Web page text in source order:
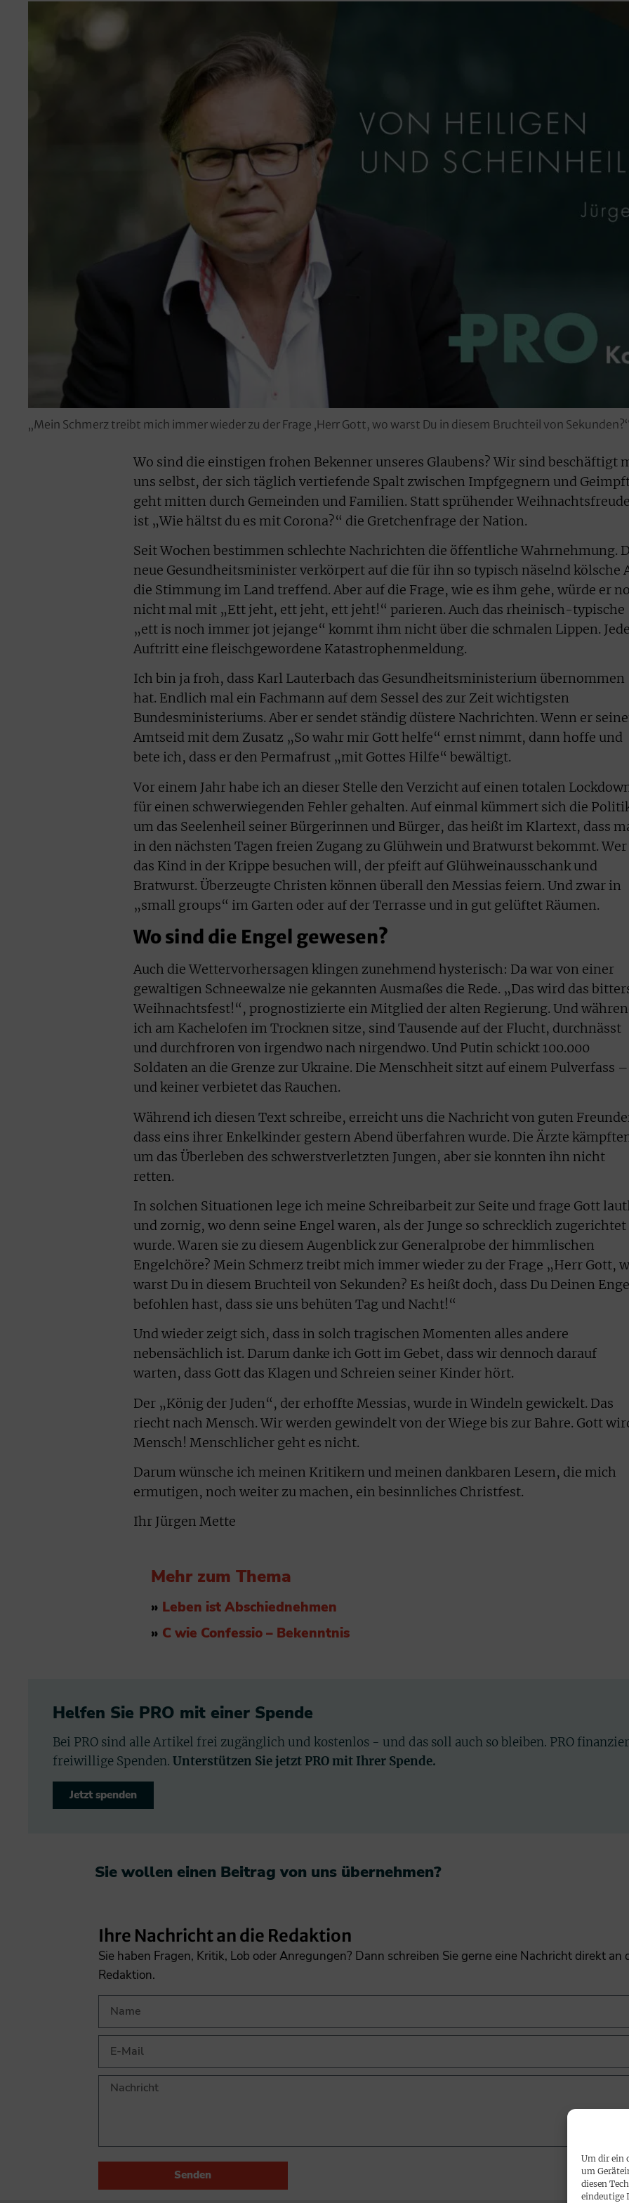
Um dir ein
um
diesen
eindeutige
„Mein Schmerz treibt mich immer wieder zu der Frage ‚Herr Gott, wo warst Du in diesem Bruchteil von
Wo sind die einstigen frohen Bekenner unseres Glaubens? Wir sind beschäftigt
uns selbst, der sich täglich vertiefende Spalt zwischen Impfgegnern und
geht mitten durch Gemeinden und Familien. Statt sprühender Weihnachtsfreude
ist „Wie hältst du es mit Corona?“ die Gretchenfrage der Nation.
Seit Wochen bestimmen schlechte Nachrichten die öffentliche Wahrnehmung.
neue Gesundheitsminister verkörpert auf die für ihn so typisch näselnd kölsche
die Stimmung im Land treffend. Aber auf die Frage, wie es ihm gehe, würde er
nicht mal mit „Ett jeht, ett jeht, ett jeht!“ parieren. Auch das rheinisch-typische
„ett is noch immer jot jejange“ kommt ihm nicht über die schmalen Lippen.
Auftritt eine fleischgewordene Katastrophenmeldung.
Ich bin ja froh, dass Karl Lauterbach das Gesundheitsministerium übernommen
hat. Endlich mal ein Fachmann auf dem Sessel des zur Zeit wichtigsten
Bundesministeriums. Aber er sendet ständig düstere Nachrichten. Wenn er
Amtseid mit dem Zusatz „So wahr mir Gott helfe“ ernst nimmt, dann hoffe und
bete ich, dass er den Permafrust „mit Gottes Hilfe“ bewältigt.
Vor einem Jahr habe ich an dieser Stelle den Verzicht auf einen totalen
für einen schwerwiegenden Fehler gehalten. Auf einmal kümmert sich die
um das Seelenheil seiner Bürgerinnen und Bürger, das heißt im Klartext, dass
in den nächsten Tagen freien Zugang zu Glühwein und Bratwurst bekommt. Wer
das Kind in der Krippe besuchen will, der pfeift auf Glühweinausschank und
Bratwurst. Überzeugte Christen können überall den Messias feiern. Und zwar in
„small groups“ im Garten oder auf der Terrasse und in gut gelüftet Räumen.
Wo sind die Engel gewesen?
Auch die Wettervorhersagen klingen zunehmend hysterisch: Da war von einer
gewaltigen Schneewalze nie gekannten Ausmaßes die Rede. „Das wird das
Weihnachtsfest!“, prognostizierte ein Mitglied der alten Regierung. Und
ich am Kachelofen im Trocknen sitze, sind Tausende auf der Flucht, durchnässt
und durchfroren von irgendwo nach nirgendwo. Und Putin schickt 100.000
Soldaten an die Grenze zur Ukraine. Die Menschheit sitzt auf einem Pulverfass –
und keiner verbietet das Rauchen.
Während ich diesen Text schreibe, erreicht uns die Nachricht von guten
dass eins ihrer Enkelkinder gestern Abend überfahren wurde. Die Ärzte
um das Überleben des schwerstverletzten Jungen, aber sie konnten ihn nicht
retten.
In solchen Situationen lege ich meine Schreibarbeit zur Seite und frage Gott
und zornig, wo denn seine Engel waren, als der Junge so schrecklich zugerichtet
wurde. Waren sie zu diesem Augenblick zur Generalprobe der himmlischen
Engelchöre? Mein Schmerz treibt mich immer wieder zu der Frage „Herr Gott,
warst Du in diesem Bruchteil von Sekunden? Es heißt doch, dass Du Deinen
befohlen hast, dass sie uns behüten Tag und Nacht!“
Und wieder zeigt sich, dass in solch tragischen Momenten alles andere
nebensächlich ist. Darum danke ich Gott im Gebet, dass wir dennoch darauf
warten, dass Gott das Klagen und Schreien seiner Kinder hört.
Der „König der Juden“, der erhoffte Messias, wurde in Windeln gewickelt. Das
riecht nach Mensch. Wir werden gewindelt von der Wiege bis zur Bahre. Gott
Mensch! Menschlicher geht es nicht.
Darum wünsche ich meinen Kritikern und meinen dankbaren Lesern, die mich
ermutigen, noch weiter zu machen, ein besinnliches Christfest.
Ihr Jürgen Mette
Mehr zum Thema
» Leben ist Abschiednehmen
» C wie Confessio – Bekenntnis
Helfen Sie PRO mit einer Spende
Bei PRO sind alle Artikel frei zugänglich und kostenlos - und das soll auch so bleiben. PRO
freiwillige Spenden. Unterstützen Sie jetzt PRO mit Ihrer Spende.
Jetzt spenden
Sie wollen einen Beitrag von uns übernehmen?​
Ihre Nachricht an die Redaktion
Sie haben Fragen, Kritik, Lob oder Anregungen? Dann schreiben Sie gerne eine Nachricht direkt an
Redaktion.
Senden